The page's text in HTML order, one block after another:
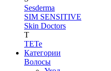
Sesderma
SIM SENSITIVE
Skin Doctors
T
TETe
Категории
Волосы